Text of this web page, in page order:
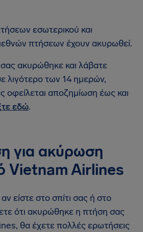
εσωτερικού και
πτήσεων έχουν ακυρωθεί.
ακυρώθηκε και λάβατε
λιγότερο των 14 ημερών,
οφείλεται αποζημίωση έως και
εδώ.
για ακύρωση
Vietnam Airlines
είστε στο σπίτι σας ή στο
ότι ακυρώθηκε η πτήση σας
θα έχετε πολλές ερωτήσεις